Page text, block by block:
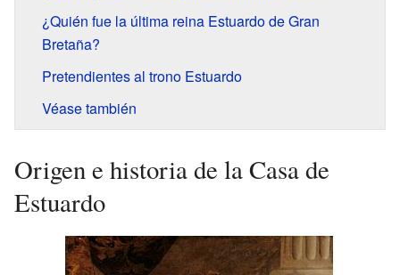
¿Quién fue la última reina Estuardo de Gran
Bretaña?
Pretendientes al trono Estuardo
Véase también
Origen e historia de la Casa de
Estuardo